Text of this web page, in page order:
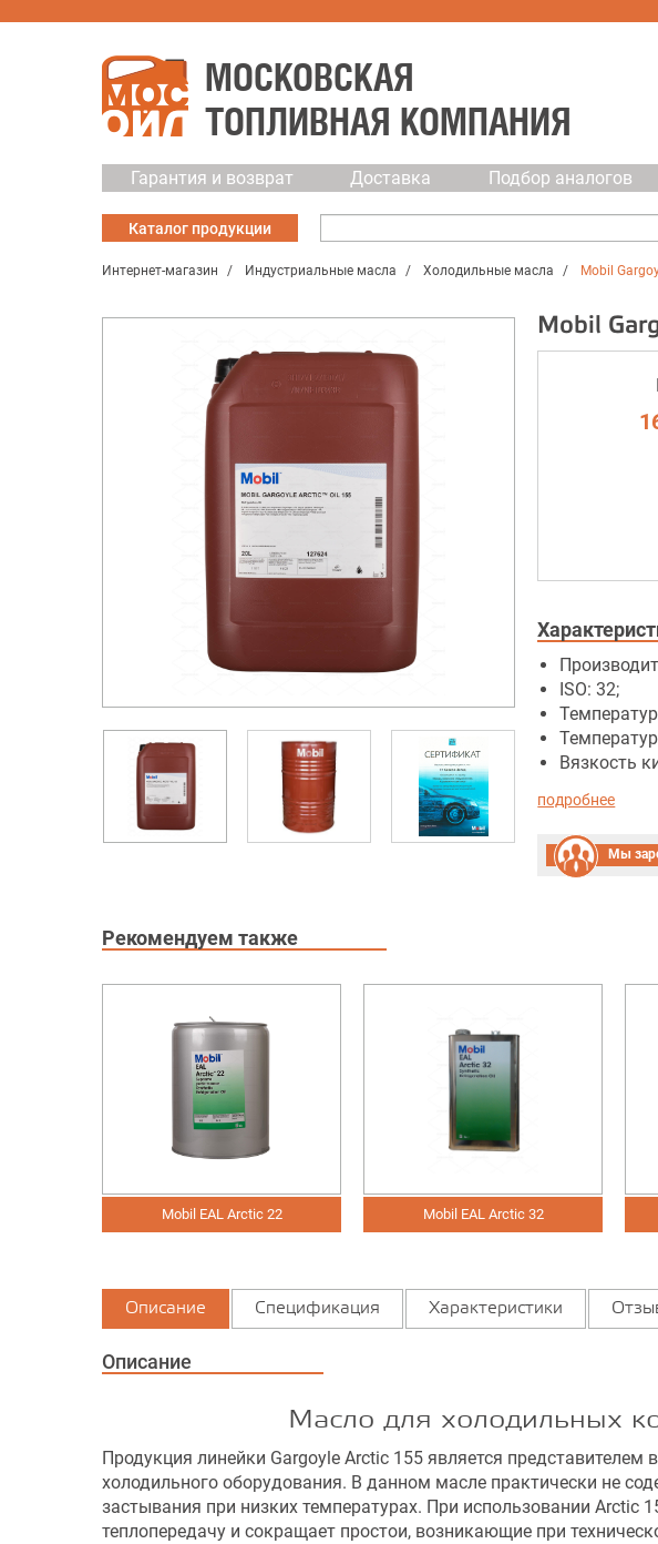
Гарантия и возврат Доставка Подбор аналогов
МОСКОВСКАЯ
ТОПЛИВНАЯ КОМПАНИЯ
Каталог продукции
Интернет-магазин Индустриальные масла Холодильные масла Mobil
Mobil
ISO: 32;
Вязкость
подробнее
Мы
Рекомендуем также
Mobil EAL Arctic 32 Mobil EAL Arctic 46
Описание Спецификация Характеристики
Описание
Масло для холодильных
Продукция линейки Gargoyle Arctic 155 является
холодильного оборудования. В данном масле практически не
застывания при низких температурах. При использовании Arctic
теплопередачу и сокращает простои, возникающие при